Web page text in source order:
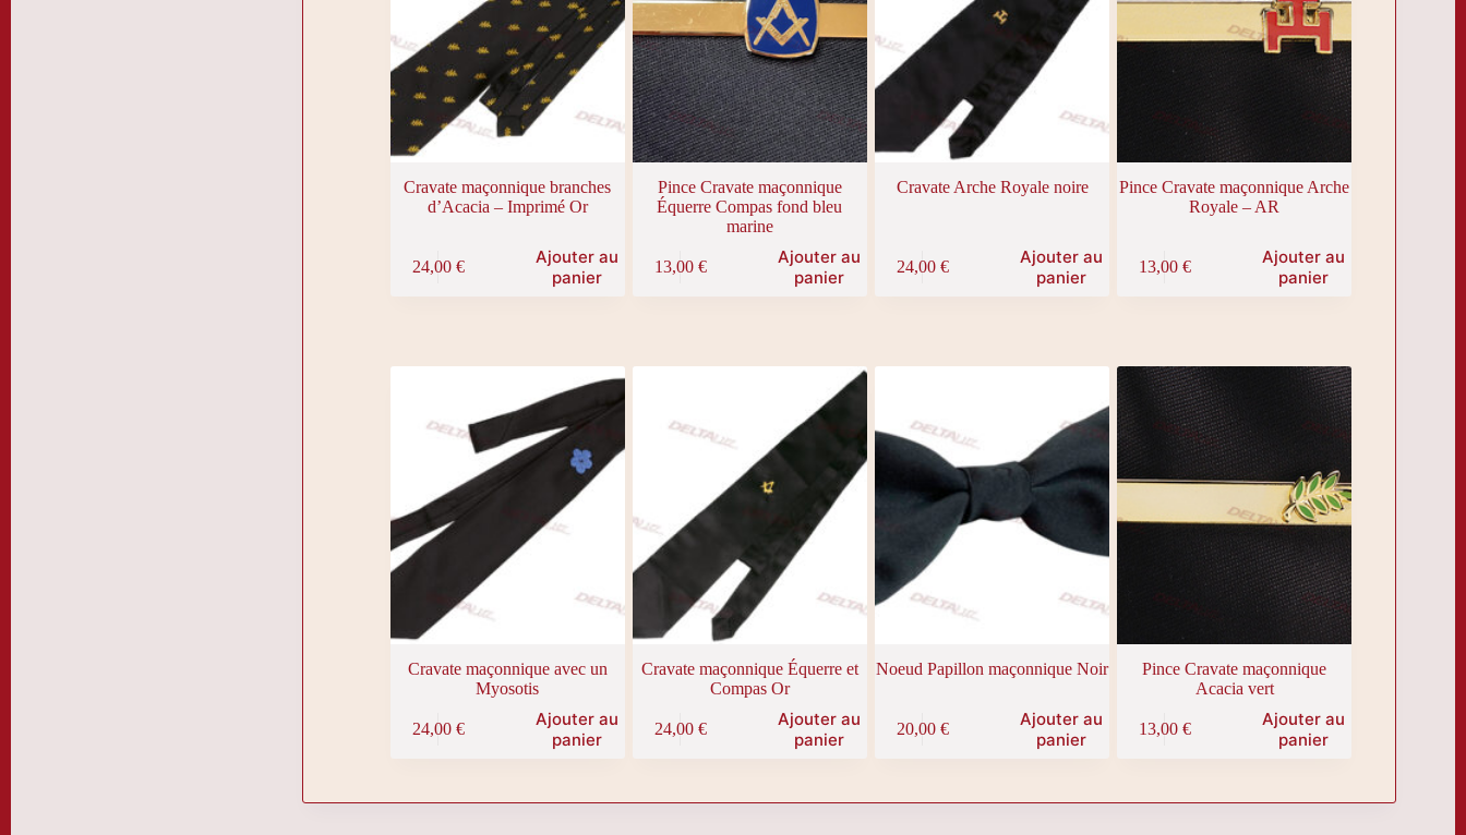
Cravate maçonnique branches
d’Acacia – Imprimé Or
24,00 €
Ajouter au
panier
Pince Cravate maçonnique
Équerre Compas fond bleu
marine
13,00 €
Ajouter au
panier
Cravate Arche Royale noire
24,00 €
Ajouter au
panier
Pince Cravate maçonnique Arche
Royale – AR
13,00 €
Ajouter au
panier
Cravate maçonnique avec un
Myosotis
24,00 €
Ajouter au
panier
Cravate maçonnique Équerre et
Compas Or
24,00 €
Ajouter au
panier
Noeud Papillon maçonnique Noir
20,00 €
Ajouter au
panier
Pince Cravate maçonnique
Acacia vert
13,00 €
Ajouter au
panier